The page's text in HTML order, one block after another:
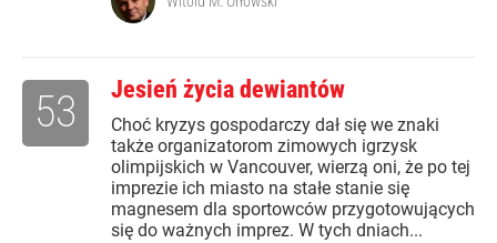
Jesień życia dewiantów
Choć kryzys gospodarczy dał się we znaki
także organizatorom zimowych igrzysk
olimpijskich w Vancouver, wierzą oni, że po tej
imprezie ich miasto na stałe stanie się
magnesem dla sportowców przygotowujących
się do ważnych imprez. W tych dniach...
53